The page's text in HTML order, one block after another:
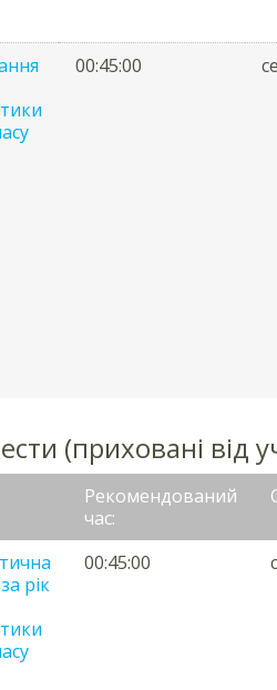
00:45:00
(приховані від
Рекомендований
час:
рік
00:45:00